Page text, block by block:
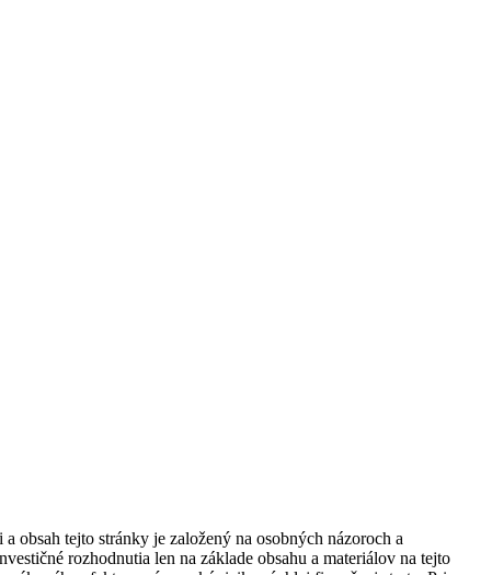
obsah tejto stránky je založený na osobných názoroch a
rozhodnutia len na základe obsahu a materiálov na tejto